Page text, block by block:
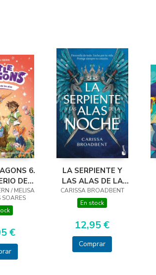
6.
DE
/ MELISA
SOARES
€
LA SERPIENTE Y
LAS ALAS DE LA
NOCHE
CARISSA BROADBENT
En stock
12,95 €
Comprar